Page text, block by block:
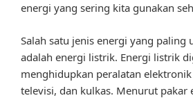
energi yang sering kita gunakan
Salah satu jenis energi yang paling
adalah energi listrik. Energi listrik
menghidupkan peralatan
televisi, dan kulkas. Menurut pakar